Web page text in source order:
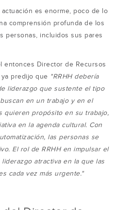
es enorme, poco de lo
comprensión profunda de los
personas, incluidos sus pares
entonces Director de Recursos
ya predijo que "RRHH debería
liderazgo que sustente el tipo
en un trabajo y en el
quieren propósito en su trabajo,
en la agenda cultural. Con
las personas se
El rol de RRHH en impulsar el
atractiva en la que las
cada vez más urgente."